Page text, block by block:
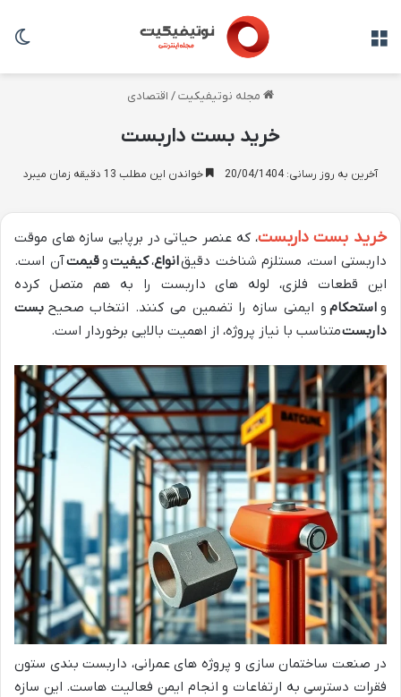
مجله نوتیفیکیت/ اقتصادی
خرید بست داربست
آخرین به روز رسانی: 20/04/1404 خواندن این مطلب 13 دقیقه زمان میبرد
خرید بست داربست، که عنصر حیاتی در برپایی سازه های موقت
داربستی است، مستلزم شناخت دقیقانواع،کیفیتوقیمتآن است.
این قطعات فلزی، لوله های داربست را به هم متصل کرده
و استحکام و ایمنی سازه را تضمین می کنند. انتخاب صحیح بست
داربستمتناسب با نیاز پروژه، از اهمیت بالایی برخوردار است.
در صنعت ساختمان سازی و پروژه های عمرانی، داربست بندی ستون
فقرات دسترسی به ارتفاعات و انجام ایمن فعالیت هاست. این سازه